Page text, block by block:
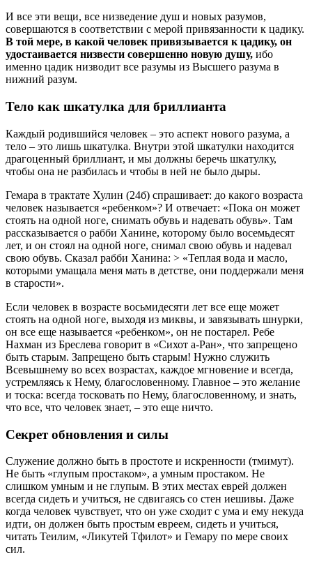
И все эти вещи, все низведение душ и новых разумов,
совершаются в соответствии с мерой привязанности к цадику.
В той мере, в какой человек привязывается к цадику, он
удостаивается низвести совершенно новую душу, ибо
именно цадик низводит все разумы из Высшего разума в
нижний разум.
Тело как шкатулка для бриллианта
Каждый родившийся человек – это аспект нового разума, а
тело – это лишь шкатулка. Внутри этой шкатулки находится
драгоценный бриллиант, и мы должны беречь шкатулку,
чтобы она не разбилась и чтобы в ней не было дыры.
Гемара в трактате Хулин (24б) спрашивает: до какого возраста
человек называется «ребенком»? И отвечает: «Пока он может
стоять на одной ноге, снимать обувь и надевать обувь». Там
рассказывается о рабби Ханине, которому было восемьдесят
лет, и он стоял на одной ноге, снимал свою обувь и надевал
свою обувь. Сказал рабби Ханина: > «Теплая вода и масло,
которыми умащала меня мать в детстве, они поддержали меня
в старости».
Если человек в возрасте восьмидесяти лет все еще может
стоять на одной ноге, выходя из миквы, и завязывать шнурки,
он все еще называется «ребенком», он не постарел. Ребе
Нахман из Бреслева говорит в «Сихот а-Ран», что запрещено
быть старым. Запрещено быть старым! Нужно служить
Всевышнему во всех возрастах, каждое мгновение и всегда,
устремляясь к Нему, благословенному. Главное – это желание
и тоска: всегда тосковать по Нему, благословенному, и знать,
что все, что человек знает, – это еще ничто.
Секрет обновления и силы
Служение должно быть в простоте и искренности (тмимут).
Не быть «глупым простаком», а умным простаком. Не
слишком умным и не глупым. В этих местах еврей должен
всегда сидеть и учиться, не сдвигаясь со стен иешивы. Даже
когда человек чувствует, что он уже сходит с ума и ему некуда
идти, он должен быть простым евреем, сидеть и учиться,
читать Теилим, «Ликутей Тфилот» и Гемару по мере своих
сил.